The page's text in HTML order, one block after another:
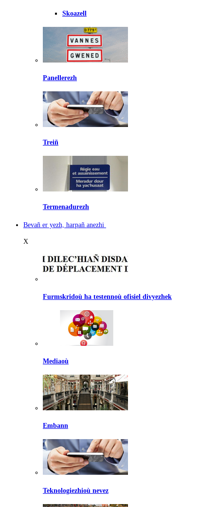
Skoazell
Panellerezh
Treiñ
Termenadurezh
Bevañ er yezh, harpañ anezhi
X
Furmskridoù ha testennoù ofisiel divyezhek
Mediaoù
Embann
Teknologiezhioù nevez